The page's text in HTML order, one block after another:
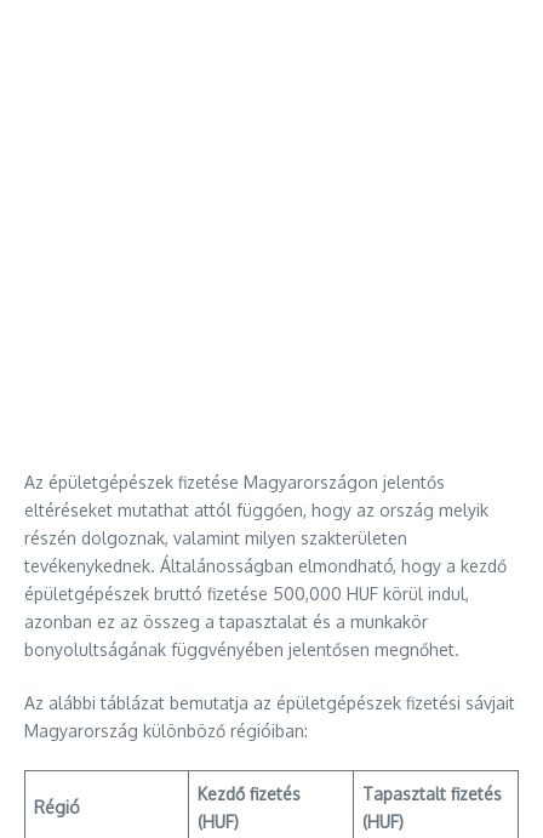
Az épületgépészek fizetése Magyarországon jelentős
eltéréseket mutathat attól függően, hogy az ország melyik
részén dolgoznak, valamint milyen szakterületen
tevékenykednek. Általánosságban elmondható, hogy a kezdő
épületgépészek bruttó fizetése 500,000 HUF körül indul,
azonban ez az összeg a tapasztalat és a munkakör
bonyolultságának függvényében jelentősen megnőhet.
Az alábbi táblázat bemutatja az épületgépészek fizetési sávjait
Magyarország különböző régióiban:
Régió
Kezdő fizetés
(HUF)
Tapasztalt fizetés
(HUF)